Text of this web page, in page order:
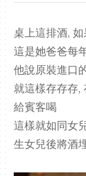
桌上這排酒,
這是她爸爸每
他說原裝進口
就這樣存存存,
給賓客喝
這樣就如同女
生女兒後將酒